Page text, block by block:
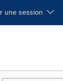
une session